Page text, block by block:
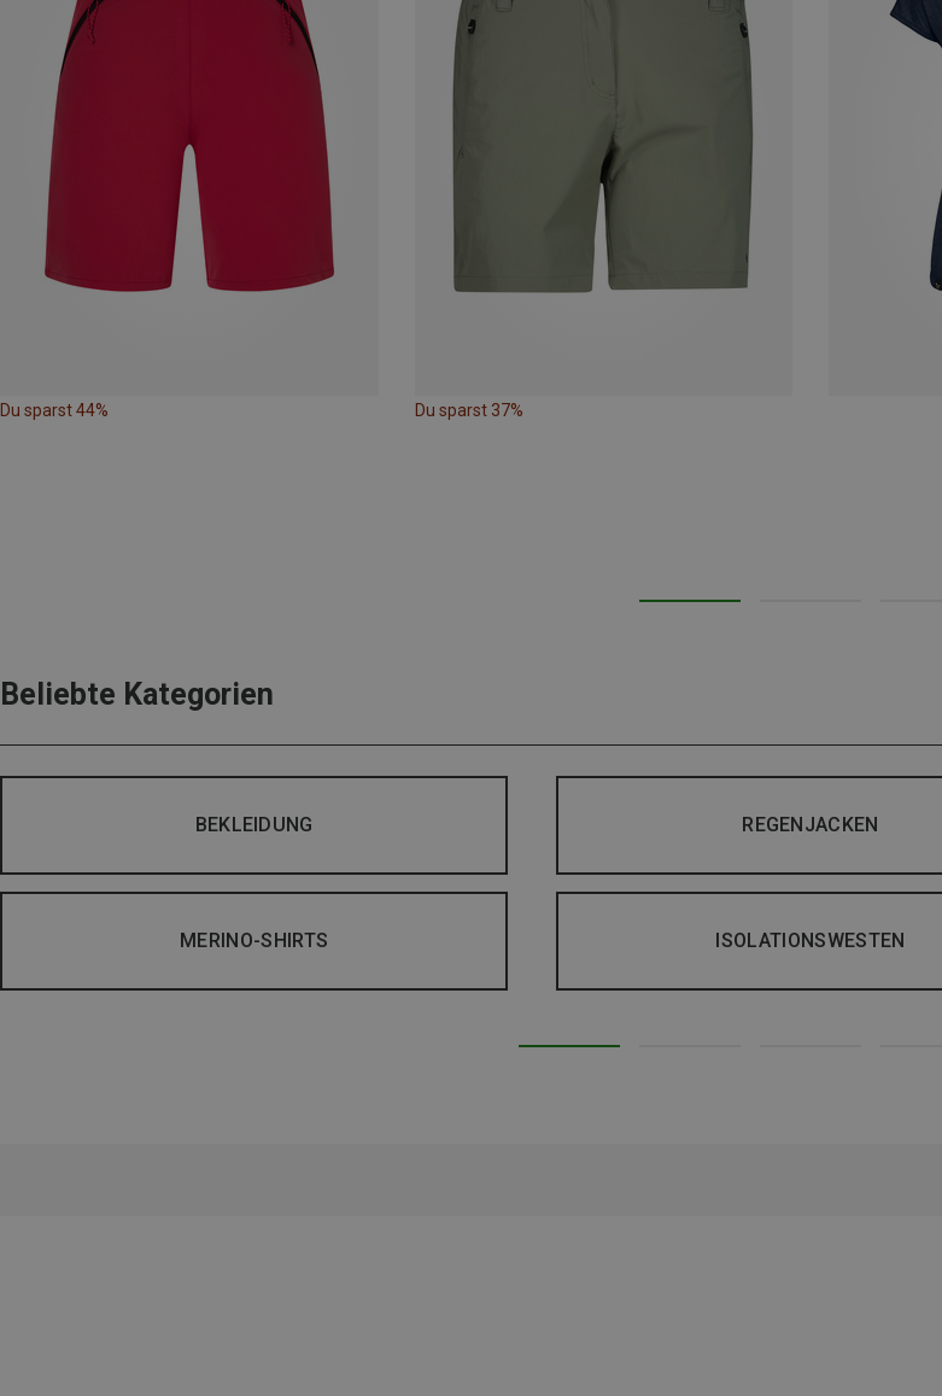
Du sparst 44% Du sparst 37%
Beliebte Kategorien
BEKLEIDUNG REGENJACKEN
MERINO-SHIRTS ISOLATIONSWESTEN